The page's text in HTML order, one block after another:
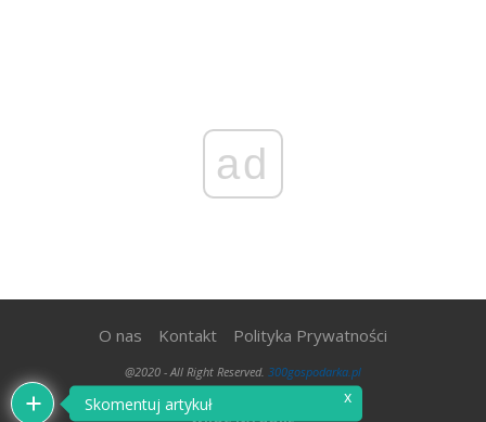
ad
O nas Kontakt Polityka Prywatności
@2020 - All Right Reserved. 300gospodarka.pl
Skomentuj artykuł x